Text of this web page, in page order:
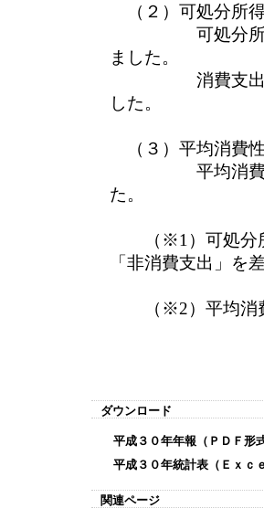
（２）可処分所
可処分所得は
ました。
消費支出は、
した。
（３）平均消費
平均消費性向
た。
（※1）可処分所
「非消費支出」を
いわゆ
（※2）平均消費
ダウンロード
平成３０年年報（ＰＤＦ形式
平成３０年統計表（Ｅｘｃ
関連ページ